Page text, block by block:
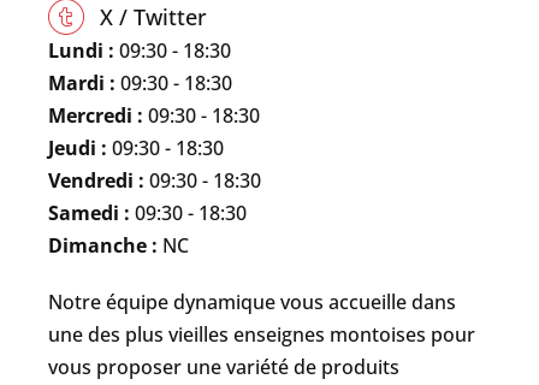
X / Twitter
Lundi : 09:30 - 18:30
Mardi : 09:30 - 18:30
Mercredi : 09:30 - 18:30
Jeudi : 09:30 - 18:30
Vendredi : 09:30 - 18:30
Samedi : 09:30 - 18:30
Dimanche : NC
Notre équipe dynamique vous accueille dans
une des plus vieilles enseignes montoises pour
vous proposer une variété de produits